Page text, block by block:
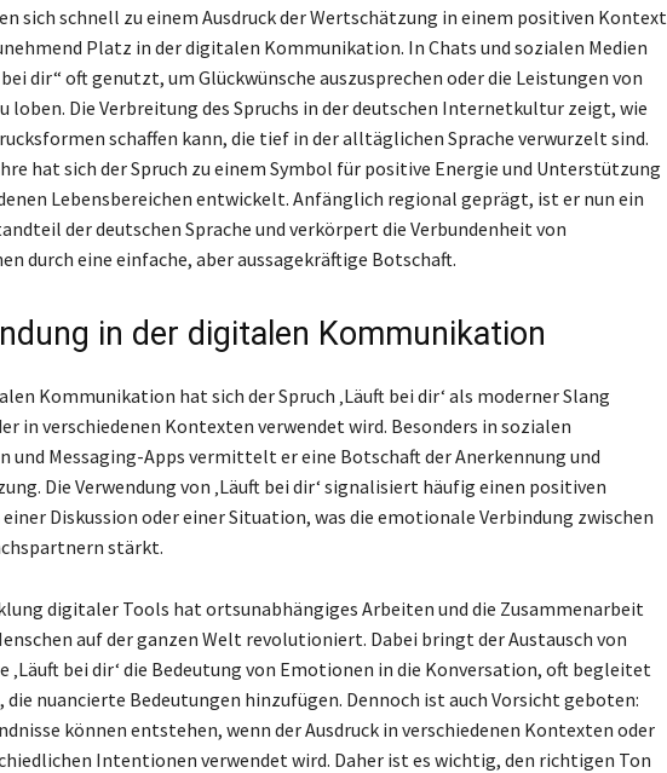
sich schnell zu einem Ausdruck der Wertschätzung in einem positiven Kontext
Platz in der digitalen Kommunikation. In Chats und sozialen Medien
dir“ oft genutzt, um Glückwünsche auszusprechen oder die Leistungen von
loben. Die Verbreitung des Spruchs in der deutschen Internetkultur zeigt, wie
schaffen kann, die tief in der alltäglichen Sprache verwurzelt sind.
hat sich der Spruch zu einem Symbol für positive Energie und Unterstützung
Lebensbereichen entwickelt. Anfänglich regional geprägt, ist er nun ein
der deutschen Sprache und verkörpert die Verbundenheit von
durch eine einfache, aber aussagekräftige Botschaft.
in der digitalen Kommunikation
Kommunikation hat sich der Spruch ‚Läuft bei dir‘ als moderner Slang
in verschiedenen Kontexten verwendet wird. Besonders in sozialen
und Messaging-Apps vermittelt er eine Botschaft der Anerkennung und
Die Verwendung von ‚Läuft bei dir‘ signalisiert häufig einen positiven
einer Diskussion oder einer Situation, was die emotionale Verbindung zwischen
stärkt.
digitaler Tools hat ortsunabhängiges Arbeiten und die Zusammenarbeit
auf der ganzen Welt revolutioniert. Dabei bringt der Austausch von
‚Läuft bei dir‘ die Bedeutung von Emotionen in die Konversation, oft begleitet
die nuancierte Bedeutungen hinzufügen. Dennoch ist auch Vorsicht geboten:
können entstehen, wenn der Ausdruck in verschiedenen Kontexten oder
Intentionen verwendet wird. Daher ist es wichtig, den richtigen Ton